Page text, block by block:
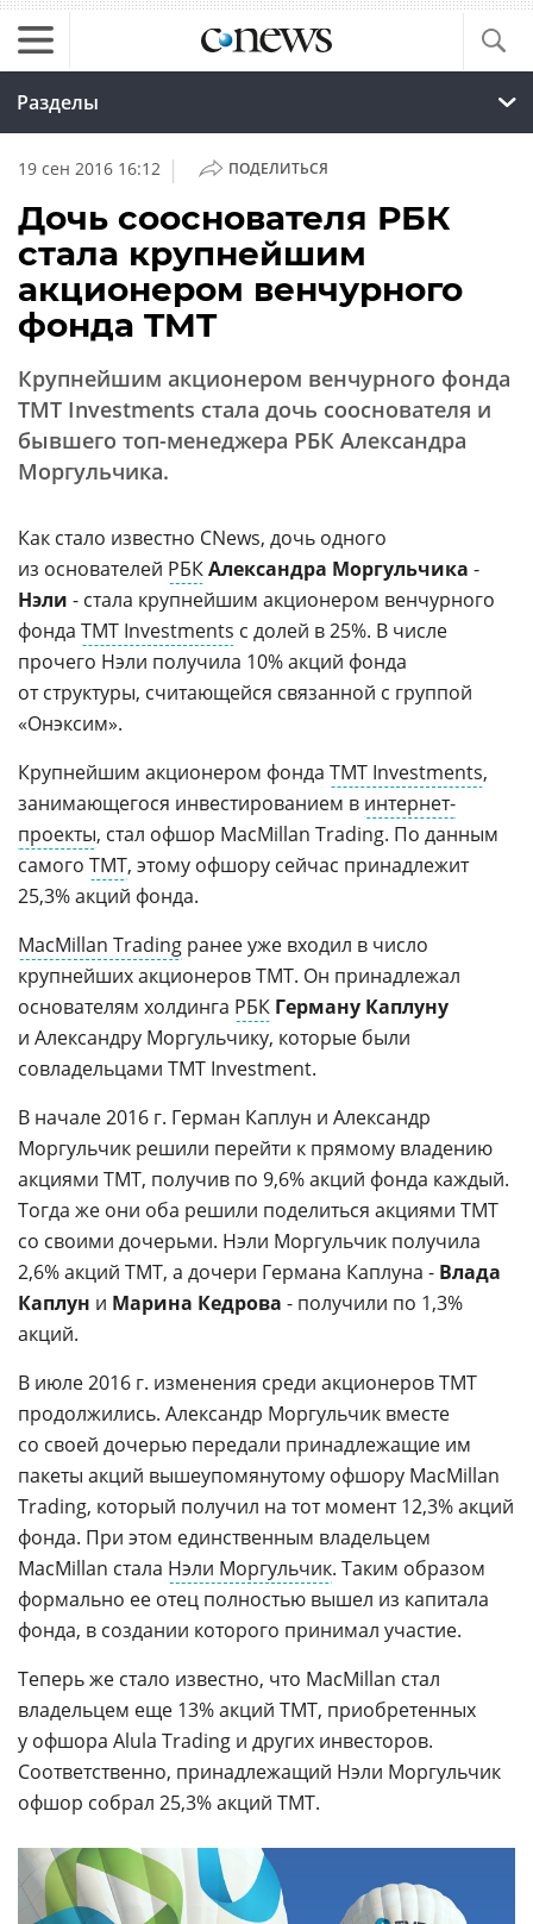
Разделы
19 сен 2016 16:12 | ПОДЕЛИТЬСЯ
Дочь сооснователя РБК
стала крупнейшим
акционером венчурного
фонда TMT
Крупнейшим акционером венчурного фонда
TMT Investments стала дочь сооснователя и
бывшего топ-менеджера РБК Александра
Моргульчика.
Как стало известно CNews, дочь одного
из основателей РБКАлександра Моргульчика -
Нэли - стала крупнейшим акционером венчурного
фонда TMT Investments с долей в 25%. В числе
прочего Нэли получила 10% акций фонда
от структуры, считающейся связанной с группой
«Онэксим».
Крупнейшим акционером фонда TMT Investments,
занимающегося инвестированием в интернет-
проекты, стал офшор MacMillan Trading. По данным
самого TMT, этому офшору сейчас принадлежит
25,3% акций фонда.
MacMillan Trading ранее уже входил в число
крупнейших акционеров TMT. Он принадлежал
основателям холдинга РБК Герману Каплуну
и Александру Моргульчику, которые были
совладельцами TMT Investment.
В начале 2016 г. Герман Каплун и Александр
Моргульчик решили перейти к прямому владению
акциями TMT, получив по 9,6% акций фонда каждый.
Тогда же они оба решили поделиться акциями TMT
со своими дочерьми. Нэли Моргульчик получила
2,6% акций TMT, а дочери Германа Каплуна - Влада
Каплун и Марина Кедрова - получили по 1,3%
акций.
В июле 2016 г. изменения среди акционеров TMT
продолжились. Александр Моргульчик вместе
со своей дочерью передали принадлежащие им
пакеты акций вышеупомянутому офшору MacMillan
Trading, который получил на тот момент 12,3% акций
фонда. При этом единственным владельцем
MacMillan стала Нэли Моргульчик. Таким образом
формально ее отец полностью вышел из капитала
фонда, в создании которого принимал участие.
Теперь же стало известно, что MacMillan стал
владельцем еще 13% акций TMT, приобретенных
у офшора Alula Trading и других инвесторов.
Соответственно, принадлежащий Нэли Моргульчик
офшор собрал 25,3% акций TMT.